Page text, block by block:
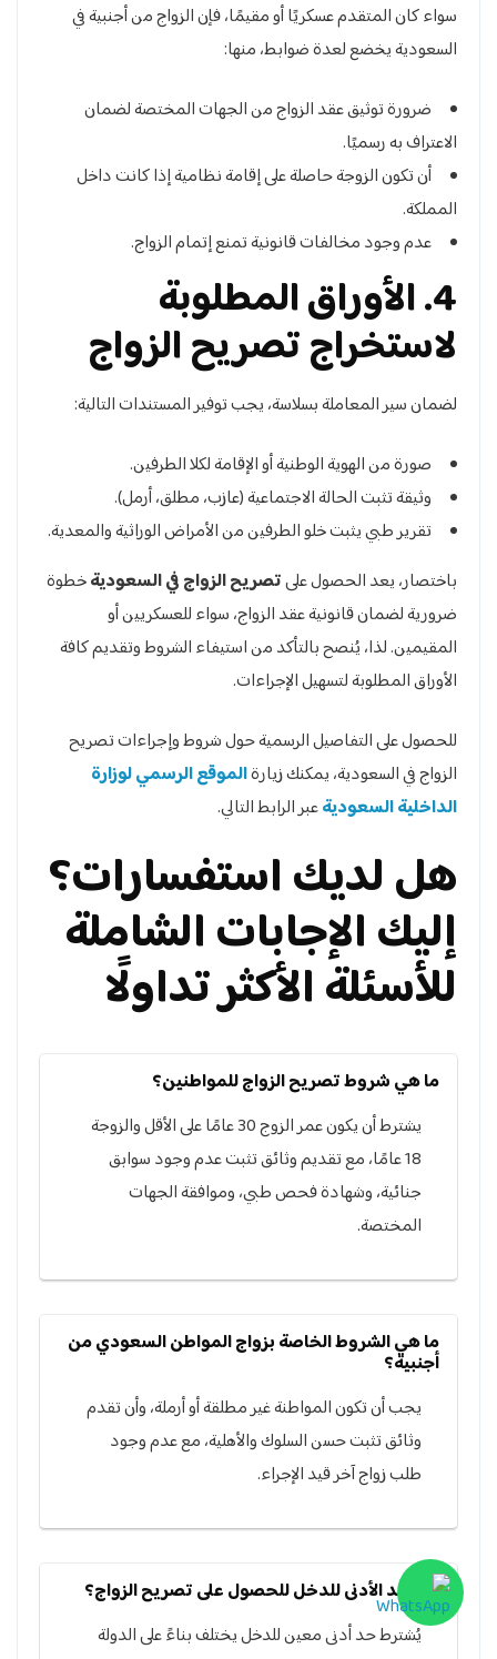
سواء كان المتقدم عسكريًا أو مقيمًا، فإن الزواج من أجنبية في
السعودية يخضع لعدة ضوابط، منها:
ضرورة توثيق عقد الزواج من الجهات المختصة لضمان
الاعتراف به رسميًا.
أن تكون الزوجة حاصلة على إقامة نظامية إذا كانت داخل
المملكة.
عدم وجود مخالفات قانونية تمنع إتمام الزواج.
4. الأوراق المطلوبة
لاستخراج تصريح الزواج
لضمان سير المعاملة بسلاسة، يجب توفير المستندات التالية:
صورة من الهوية الوطنية أو الإقامة لكلا الطرفين.
وثيقة تثبت الحالة الاجتماعية (عازب، مطلق، أرمل).
تقرير طبي يثبت خلو الطرفين من الأمراض الوراثية والمعدية.
باختصار، يعد الحصول علىتصريح الزواج في السعوديةخطوة
ضرورية لضمان قانونية عقد الزواج، سواء للعسكريين أو
المقيمين. لذا، يُنصح بالتأكد من استيفاء الشروط وتقديم كافة
الأوراق المطلوبة لتسهيل الإجراءات.
للحصول على التفاصيل الرسمية حول شروط وإجراءات تصريح
الزواج في السعودية، يمكنك زيارةالموقع الرسمي لوزارة
الداخلية السعوديةعبر الرابط التالي.
هل لديك استفسارات؟
إليك الإجابات الشاملة
للأسئلة الأكثر تداولًا
ما هي شروط تصريح الزواج للمواطنين؟
يشترط أن يكون عمر الزوج 30 عامًا على الأقل والزوجة
18 عامًا، مع تقديم وثائق تثبت عدم وجود سوابق
جنائية، وشهادة فحص طبي، وموافقة الجهات
المختصة.
ما هي الشروط الخاصة بزواج المواطن السعودي من
أجنبية؟
يجب أن تكون المواطنة غير مطلقة أو أرملة، وأن تقدم
وثائق تثبت حسن السلوك والأهلية، مع عدم وجود
طلب زواج آخر قيد الإجراء.
ما الحد الأدنى للدخل للحصول على تصريح الزواج؟
يُشترط حد أدنى معين للدخل يختلف بناءً على الدولة